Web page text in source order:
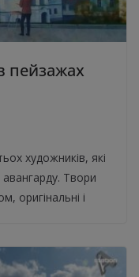
пейзажах
художників, які
Твори
оригінальні і